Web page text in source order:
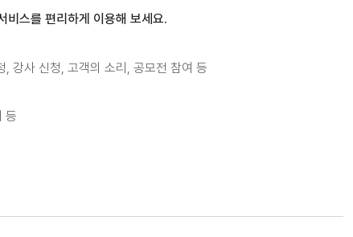
비스를 편리하게 이용해 보세요.
강사 신청, 고객의 소리, 공모전 참여 등
등